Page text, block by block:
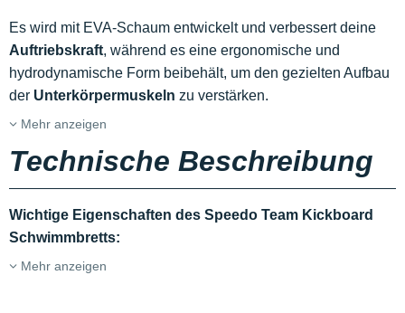
Es wird mit EVA-Schaum entwickelt und verbessert deine
Auftriebskraft, während es eine ergonomische und
hydrodynamische Form beibehält, um den gezielten Aufbau
der Unterkörpermuskeln zu verstärken.
Mehr anzeigen
Technische Beschreibung
Wichtige Eigenschaften des Speedo Team Kickboard
Schwimmbretts:
Mehr anzeigen